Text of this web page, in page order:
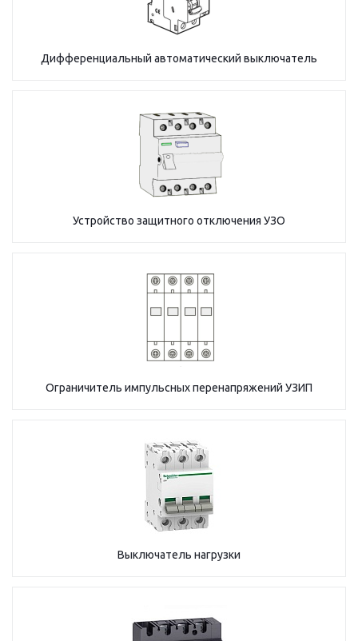
Дифференциальный автоматический выключатель
Устройство защитного отключения УЗО
Ограничитель импульсных перенапряжений УЗИП
Выключатель нагрузки